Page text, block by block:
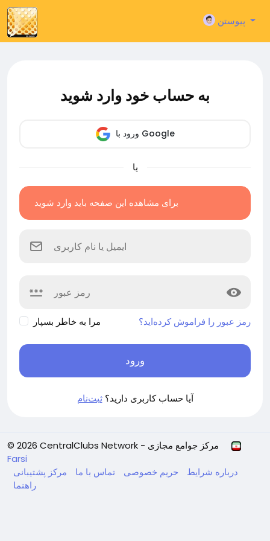
پیوستن
به حساب خود وارد شوید
ورود با Google
یا
برای مشاهده این صفحه باید وارد شوید
مرا به خاطر بسپار رمز عبور را فراموش کرده‌اید؟
ورود
آیا حساب کاربری دارید؟ثبت‌نام
© 2026 CentralClubs Network - مرکز جوامع مجازی
Farsi
درباره شرایط حریم خصوصی تماس با ما
مرکز پشتیبانی
راهنما